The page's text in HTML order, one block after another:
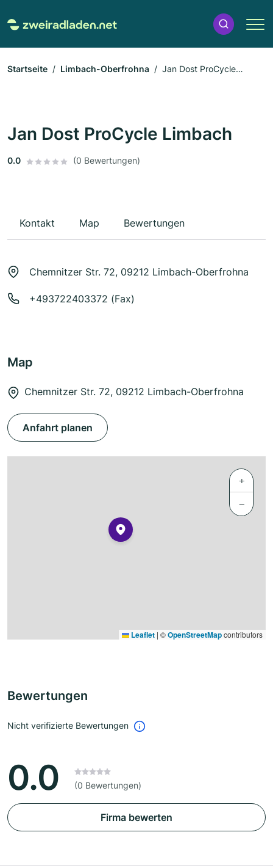
Startseite Limbach-Oberfrohna
Jan Dost ProCycle
Jan Dost ProCycle Limbach
0.0 (0 Bewertungen)
Kontakt Map Bewertungen
Chemnitzer Str. 72, 09212 Limbach-Oberfrohna
+493722403372 (Fax)
Map
Chemnitzer Str. 72, 09212 Limbach-Oberfrohna
Anfahrt planen
+
−
Leaflet | ©OpenStreetMapcontributors
Bewertungen
Nicht verifizierte Bewertungen
0.0 (0 Bewertungen)
Firma bewerten